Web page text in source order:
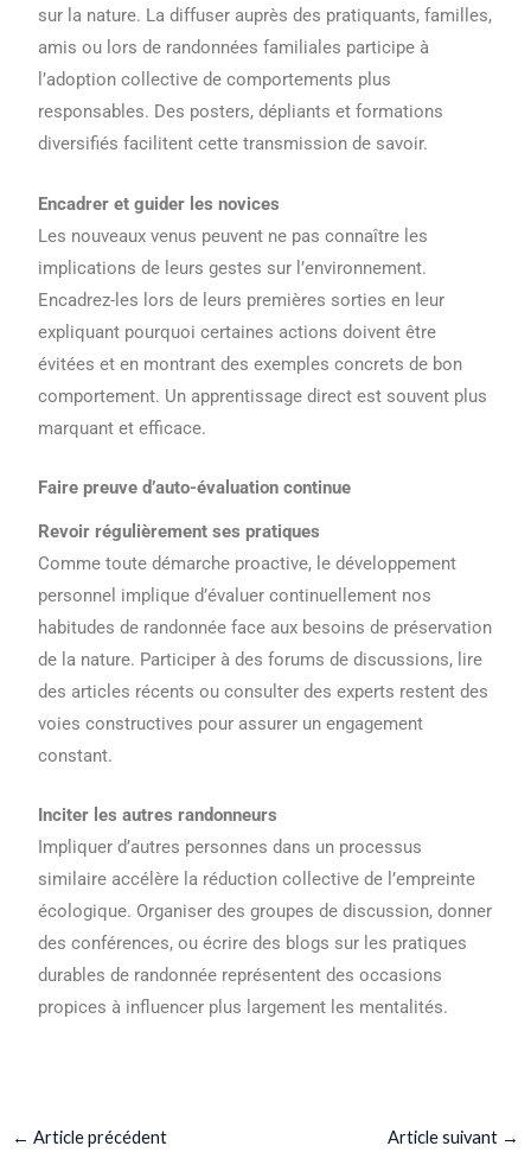
sur la nature. La diffuser auprès des pratiquants, familles,
amis ou lors de randonnées familiales participe à
l’adoption collective de comportements plus
responsables. Des posters, dépliants et formations
diversifiés facilitent cette transmission de savoir.
Encadrer et guider les novices
Les nouveaux venus peuvent ne pas connaître les
implications de leurs gestes sur l’environnement.
Encadrez-les lors de leurs premières sorties en leur
expliquant pourquoi certaines actions doivent être
évitées et en montrant des exemples concrets de bon
comportement. Un apprentissage direct est souvent plus
marquant et efficace.
Faire preuve d’auto-évaluation continue
Revoir régulièrement ses pratiques
Comme toute démarche proactive, le développement
personnel implique d’évaluer continuellement nos
habitudes de randonnée face aux besoins de préservation
de la nature. Participer à des forums de discussions, lire
des articles récents ou consulter des experts restent des
voies constructives pour assurer un engagement
constant.
Inciter les autres randonneurs
Impliquer d’autres personnes dans un processus
similaire accélère la réduction collective de l’empreinte
écologique. Organiser des groupes de discussion, donner
des conférences, ou écrire des blogs sur les pratiques
durables de randonnée représentent des occasions
propices à influencer plus largement les mentalités.
← Article précédent Article suivant →